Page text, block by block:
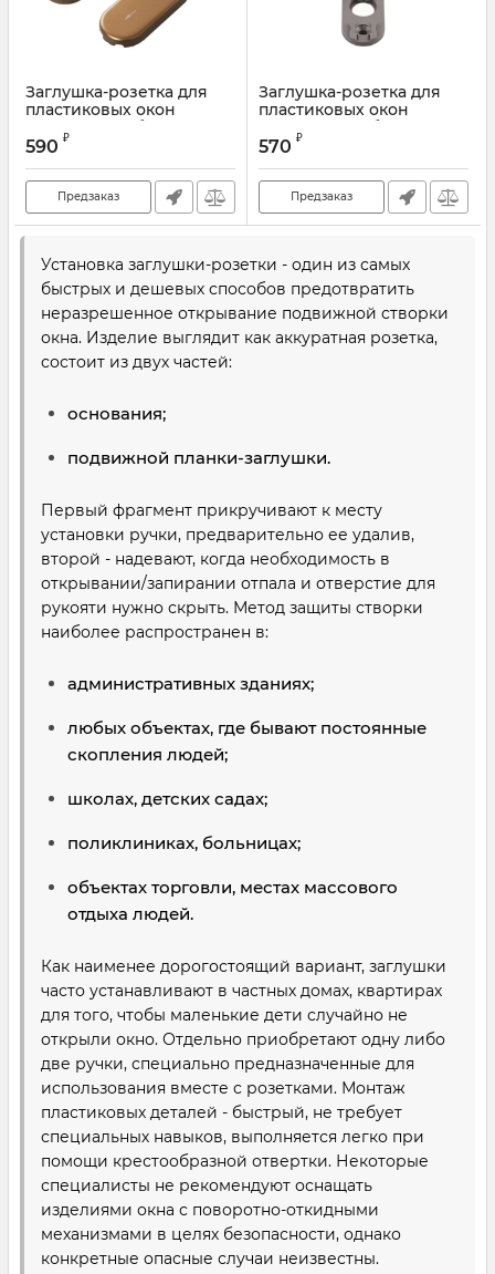
Заглушка-розетка для
пластиковых окон
Rotoline тём. бронза
Артикул:
590 ₽
Предзаказ
Заглушка-розетка для
пластиковых окон
Rotoline серебро
570 ₽
Предзаказ
Установка заглушки-розетки - один из самых
быстрых и дешевых способов предотвратить
неразрешенное открывание подвижной створки
окна. Изделие выглядит как аккуратная розетка,
состоит из двух частей:
основания;
подвижной планки-заглушки.
Первый фрагмент прикручивают к месту
установки ручки, предварительно ее удалив,
второй - надевают, когда необходимость в
открывании/запирании отпала и отверстие для
рукояти нужно скрыть. Метод защиты створки
наиболее распространен в:
административных зданиях;
любых объектах, где бывают постоянные
скопления людей;
школах, детских садах;
поликлиниках, больницах;
объектах торговли, местах массового
отдыха людей.
Как наименее дорогостоящий вариант, заглушки
часто устанавливают в частных домах, квартирах
для того, чтобы маленькие дети случайно не
открыли окно. Отдельно приобретают одну либо
две ручки, специально предназначенные для
использования вместе с розетками. Монтаж
пластиковых деталей - быстрый, не требует
специальных навыков, выполняется легко при
помощи крестообразной отвертки. Некоторые
специалисты не рекомендуют оснащать
изделиями окна с поворотно-откидными
механизмами в целях безопасности, однако
конкретные опасные случаи неизвестны.